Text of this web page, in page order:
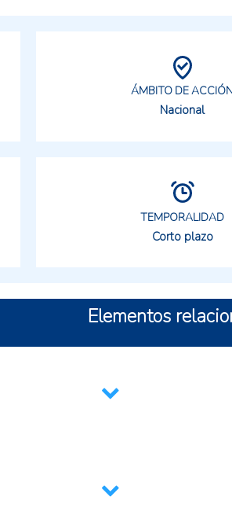
ÁMBITO DE
Nacional
TEMPORALIDAD
Corto plazo
Elementos